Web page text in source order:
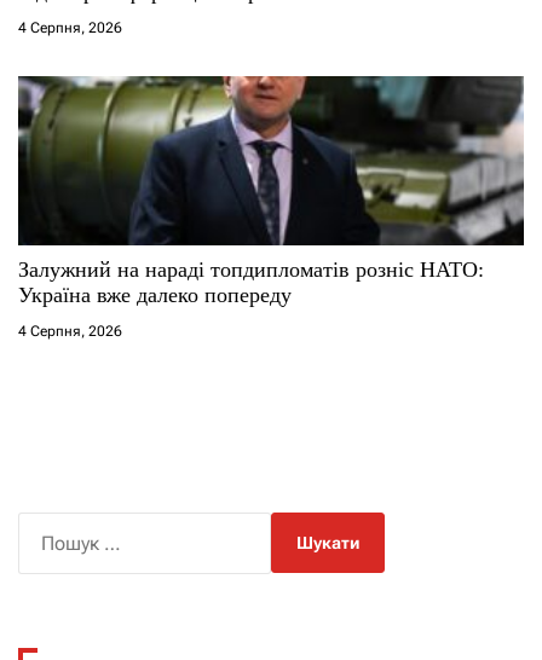
4 Серпня, 2026
Залужний на нараді топдипломатів розніс НАТО:
Україна вже далеко попереду
4 Серпня, 2026
к